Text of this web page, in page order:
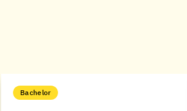
Bachelor